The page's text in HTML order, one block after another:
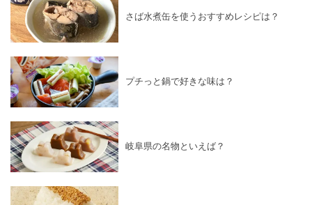
さば水煮缶を使うおすすめレシピは？
プチっと鍋で好きな味は？
岐阜県の名物といえば？